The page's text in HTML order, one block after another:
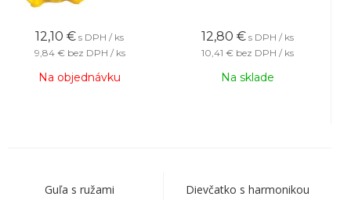
12,10 € s DPH / ks
9,84 € bez DPH / ks
Na objednávku
12,80 € s DPH / ks
10,41 € bez DPH / ks
Na sklade
Guľa s ružami Dievčatko s harmonikou